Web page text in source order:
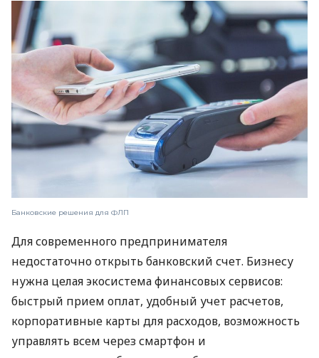
Банковские решения для ФЛП
Для современного предпринимателя
недостаточно открыть банковский счет. Бизнесу
нужна целая экосистема финансовых сервисов:
быстрый прием оплат, удобный учет расчетов,
корпоративные карты для расходов, возможность
управлять всем через смартфон и